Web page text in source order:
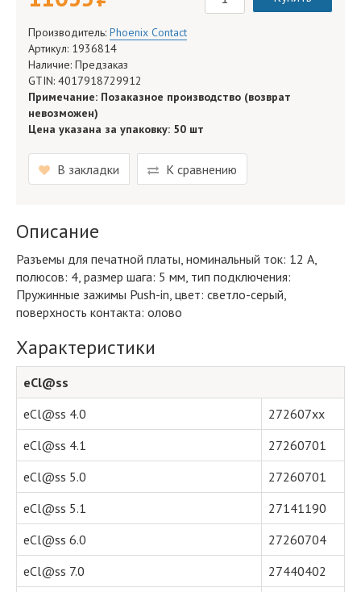
Производитель: Phoenix Contact
Артикул: 1936814
Наличие: Предзаказ
GTIN: 4017918729912
Примечание: Позаказное производство (возврат
невозможен)
Цена указана за упаковку: 50 шт
В закладки К сравнению
Описание
Разъемы для печатной платы, номинальный ток: 12 A,
полюсов: 4, размер шага: 5 мм, тип подключения:
Пружинные зажимы Push-in, цвет: светло-серый,
поверхность контакта: олово
Характеристики
eCl@ss
eCl@ss 4.0
272607xx
eCl@ss 4.1
27260701
eCl@ss 5.0
27260701
eCl@ss 5.1
27141190
eCl@ss 6.0
27260704
eCl@ss 7.0
27440402